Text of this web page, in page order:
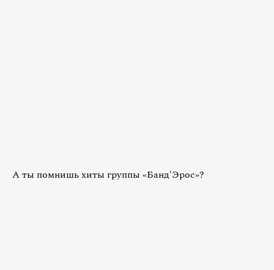
А ты помнишь хиты группы «Банд'Эрос»?